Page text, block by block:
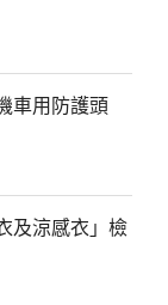
車用防護頭
及涼感衣」檢